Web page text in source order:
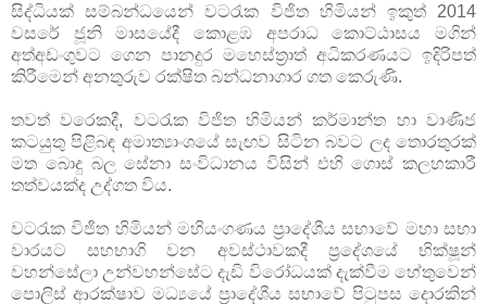
සිද්ධියක් සම්බන්ධයෙන් වටරැක විජිත හිමියන් ඉකුත් 2014
වසරේ ජූනි මාසයේදී කොළඹ අපරාධ කොට්ඨාසය මගින්
අත්අඩංගුවට ගෙන පානදුර මහෙස්ත්‍රාත් අධිකරණයට ඉදිරිපත්
කිරීමෙන් අනතුරුව රක්ෂිත බන්ධනාගාර ගත කෙරුණි.
තවත් වරෙකදී, වටරැක විජිත හිමියන් කර්මාන්ත හා වාණිජ
කටයුතු පිළිබඳ අමාත්‍යාංශයේ සැඟව සිටින බවට ලද තොරතුරක්
මත බොදු බල සේනා සංවිධානය විසින් එහි ගොස් කලහකාරී
තත්වයක්ද උද්ගත විය.
වටරැක විජිත හිමියන් මහියංගණය ප්‍රාදේශීය සභාවේ මහා සභා
වාරයට සහභාගි වන අවස්ථාවකදී ප්‍රදේශයේ භික්ෂූන්
වහන්සේලා උන්වහන්සේට දැඩි විරෝධයක් දැක්වීම හේතුවෙන්
‍පොලිස් ආරක්ෂාව මධ්‍යයේ ප්‍රාදේශීය සභාවේ පිටුපස දොරකින්